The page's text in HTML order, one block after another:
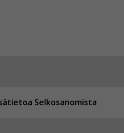
Selkosanomista